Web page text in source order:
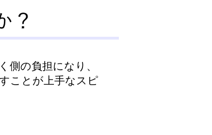
側の負担になり、
ことが上手なスピ